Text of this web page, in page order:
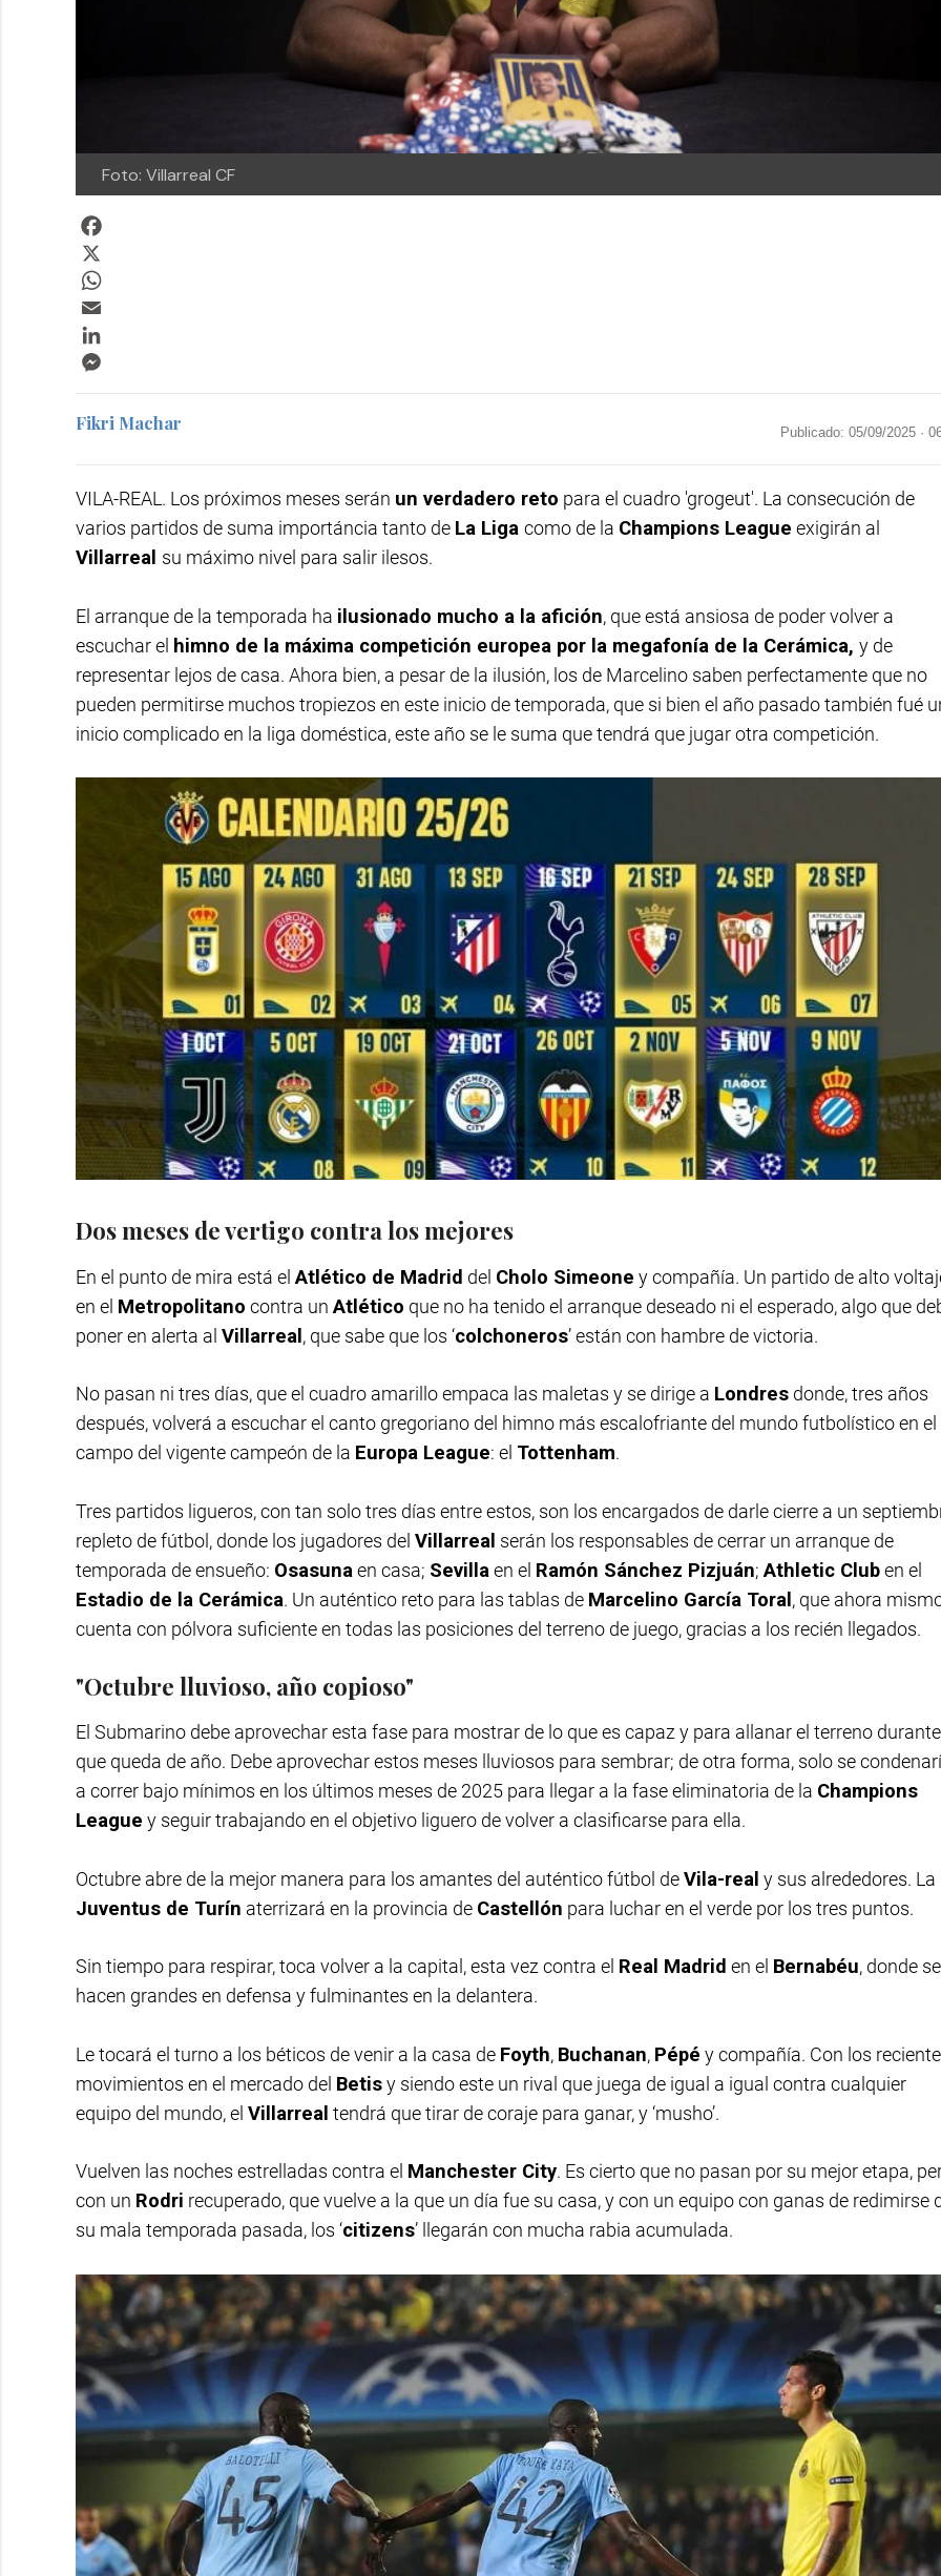
Foto: Villarreal CF
Fikri Machar Publicado: 05/09/2025 ·
VILA-REAL. Los próximos meses serán un verdadero reto para el cuadro 'grogeut'. La consecución de
varios partidos de suma importáncia tanto de La Liga como de la Champions League exigirán al
Villarreal su máximo nivel para salir ilesos.
El arranque de la temporada ha ilusionado mucho a la afición, que está ansiosa de poder volver a
escuchar el himno de la máxima competición europea por la megafonía de la Cerámica, y de
representar lejos de casa. Ahora bien, a pesar de la ilusión, los de Marcelino saben perfectamente que no
pueden permitirse muchos tropiezos en este inicio de temporada, que si bien el año pasado también fué
inicio complicado en la liga doméstica, este año se le suma que tendrá que jugar otra competición.
Dos meses de vertigo contra los mejores
En el punto de mira está el Atlético de Madrid del Cholo Simeone y compañía. Un partido de alto
en el Metropolitano contra un Atlético que no ha tenido el arranque deseado ni el esperado, algo que
poner en alerta al Villarreal, que sabe que los ‘colchoneros’ están con hambre de victoria.
No pasan ni tres días, que el cuadro amarillo empaca las maletas y se dirige a Londres donde, tres años
después, volverá a escuchar el canto gregoriano del himno más escalofriante del mundo futbolístico en el
campo del vigente campeón de la Europa League: el Tottenham.
Tres partidos ligueros, con tan solo tres días entre estos, son los encargados de darle cierre a un
repleto de fútbol, donde los jugadores del Villarreal serán los responsables de cerrar un arranque de
temporada de ensueño: Osasuna en casa; Sevilla en el Ramón Sánchez Pizjuán; Athletic Cluben el
Estadio de la Cerámica. Un auténtico reto para las tablas de Marcelino García Toral , que ahora
cuenta con pólvora suficiente en todas las posiciones del terreno de juego, gracias a los recién llegados.
"Octubre lluvioso, año copioso"
El Submarino debe aprovechar esta fase para mostrar de lo que es capaz y para allanar el terreno
que queda de año. Debe aprovechar estos meses lluviosos para sembrar; de otra forma, solo se
a correr bajo mínimos en los últimos meses de 2025 para llegar a la fase eliminatoria de la Champions
League y seguir trabajando en el objetivo liguero de volver a clasificarse para ella.
Octubre abre de la mejor manera para los amantes del auténtico fútbol deVila-real y sus alrededores. La
Juventus de Turín aterrizará en la provincia de Castellón para luchar en el verde por los tres puntos.
Sin tiempo para respirar, toca volver a la capital, esta vez contra el Real Madrid en el Bernabéu, donde se
hacen grandes en defensa y fulminantes en la delantera.
Le tocará el turno a los béticos de venir a la casa de Foyth, Buchanan, Pépé y compañía. Con los
movimientos en el mercado del Betisy siendo este un rival que juega de igual a igual contra cualquier
equipo del mundo, el Villarreal tendrá que tirar de coraje para ganar, y ‘musho’.
Vuelven las noches estrelladas contra el Manchester City. Es cierto que no pasan por su mejor etapa,
con un Rodri recuperado, que vuelve a la que un día fue su casa, y con un equipo con ganas de redimirse
su mala temporada pasada, los ‘citizens’ llegarán con mucha rabia acumulada.